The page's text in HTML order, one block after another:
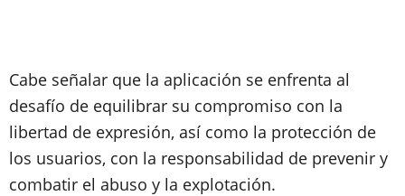
Cabe señalar que la aplicación se enfrenta al
desafío de equilibrar su compromiso con la
libertad de expresión, así como la protección de
los usuarios, con la responsabilidad de prevenir y
combatir el abuso y la explotación.